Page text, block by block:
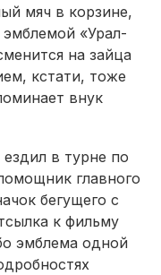
мяч в корзине,
«Урал-
на зайца
кстати, тоже
внук
в турне по
главного
бегущего с
к фильму
эмблема одной